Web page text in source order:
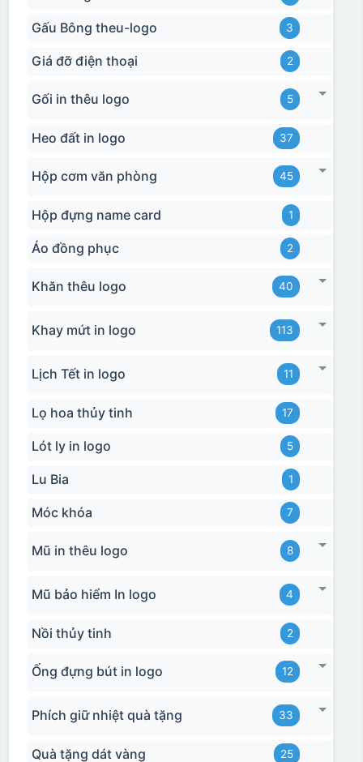
Hộp xi bình hoa
Gấu Bông theu-logo 3
Giá đỡ điện thoại 2
Gối in thêu logo 5
Heo đất in logo 37
Hộp cơm văn phòng 45
Hộp đựng name card 1
Áo đồng phục 2
Khăn thêu logo 40
Khay mứt in logo 113
Lịch Tết in logo 11
Lọ hoa thủy tinh 17
Lót ly in logo 5
Lu Bia 1
Móc khóa 7
Mũ in thêu logo 8
Mũ bảo hiểm In logo 4
Nồi thủy tinh 2
Ống đựng bút in logo 12
Phích giữ nhiệt quà tặng 33
Quà tặng dát vàng 25